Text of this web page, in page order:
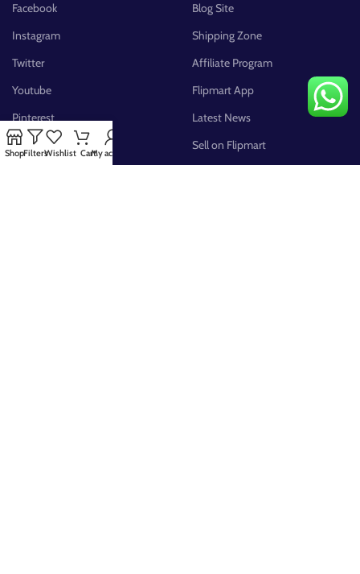
Facebook
Instagram
Twitter
Youtube
Pinterest
FB Group
Blog Site
Shipping Zone
Affiliate Program
Flipmart App
Latest News
Sell on Flipmart
ShopFiltersWishlist CartMy account